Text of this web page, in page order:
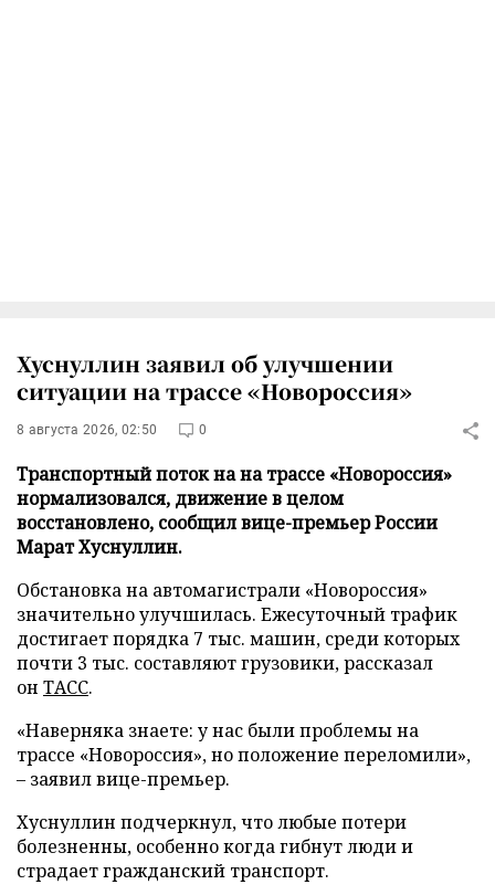
Хуснуллин заявил об улучшении
ситуации на трассе «Новороссия»
8 августа 2026, 02:50 0
Транспортный поток на на трассе «Новороссия»
нормализовался, движение в целом
восстановлено, сообщил вице-премьер России
Марат Хуснуллин.
Обстановка на автомагистрали «Новороссия»
значительно улучшилась. Ежесуточный трафик
достигает порядка 7 тыс. машин, среди которых
почти 3 тыс. составляют грузовики, рассказал
он ТАСС.
«Наверняка знаете: у нас были проблемы на
трассе «Новороссия», но положение переломили»,
– заявил вице-премьер.
Хуснуллин подчеркнул, что любые потери
болезненны, особенно когда гибнут люди и
страдает гражданский транспорт.